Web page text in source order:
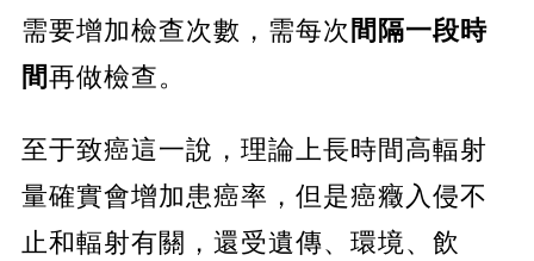
需要增加檢查次數，需每次 間隔一段時
間再做檢查。
至于致癌這一說，理論上長時間高輻射
量確實會增加患癌率，但是癌癥入侵不
止和輻射有關，還受遺傳、環境、飲